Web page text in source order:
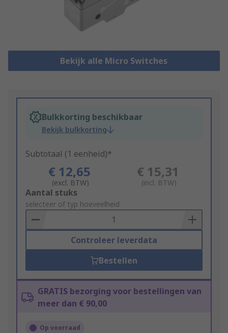
Bekijk alle Micro Switches
Bulkkorting beschikbaar
Bekijk bulkkorting
Subtotaal (1 eenheid)*
€ 12,65
(excl. BTW)
€ 15,31
(incl. BTW)
Add
to
Basket
Aantal stuks
selecteer of typ hoeveelheid
Controleer leverdata
Bestellen
GRATIS bezorging voor bestellingen van
meer dan € 90,00
Op voorraad